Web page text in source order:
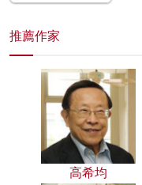
推薦作家
高希均